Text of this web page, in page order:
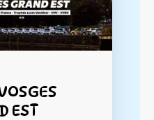
EST